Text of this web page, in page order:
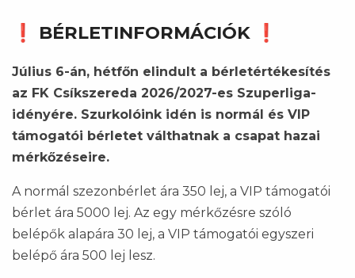
❗ BÉRLETINFORMÁCIÓK ❗
Július 6-án, hétfőn elindult a bérletértékesítés
az FK Csíkszereda 2026/2027-es Szuperliga-
idényére. Szurkolóink idén is normál és VIP
támogatói bérletet válthatnak a csapat hazai
mérkőzéseire.
A normál szezonbérlet ára 350 lej, a VIP támogatói
bérlet ára 5000 lej. Az egy mérkőzésre szóló
belépők alapára 30 lej, a VIP támogatói egyszeri
belépő ára 500 lej lesz.